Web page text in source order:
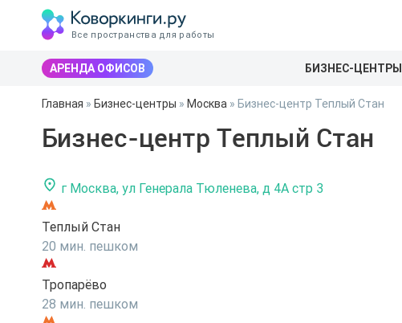
Все пространства для работы
АРЕНДА ОФИСОВ БИЗНЕС-ЦЕНТРЫ
Главная » Бизнес-центры » Москва » Бизнес-центр Теплый Стан
Бизнес-центр Теплый Стан
г Москва, ул Генерала Тюленева, д 4А стр 3
Теплый Стан
20 мин. пешком
Тропарёво
28 мин. пешком